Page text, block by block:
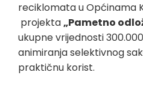
reciklomata u Općinama
projekta„Pametno
ukupne vrijednosti
animiranja selektivnog
praktičnu korist.